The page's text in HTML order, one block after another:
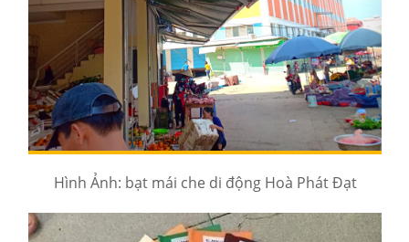
Hình Ảnh: bạt mái che di động Hoà Phát Đạt